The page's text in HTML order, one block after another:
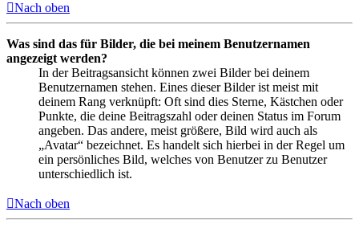
Nach oben
Was sind das für Bilder, die bei meinem Benutzernamen
angezeigt werden?
In der Beitragsansicht können zwei Bilder bei deinem
Benutzernamen stehen. Eines dieser Bilder ist meist mit
deinem Rang verknüpft: Oft sind dies Sterne, Kästchen oder
Punkte, die deine Beitragszahl oder deinen Status im Forum
angeben. Das andere, meist größere, Bild wird auch als
„Avatar“ bezeichnet. Es handelt sich hierbei in der Regel um
ein persönliches Bild, welches von Benutzer zu Benutzer
unterschiedlich ist.
Nach oben